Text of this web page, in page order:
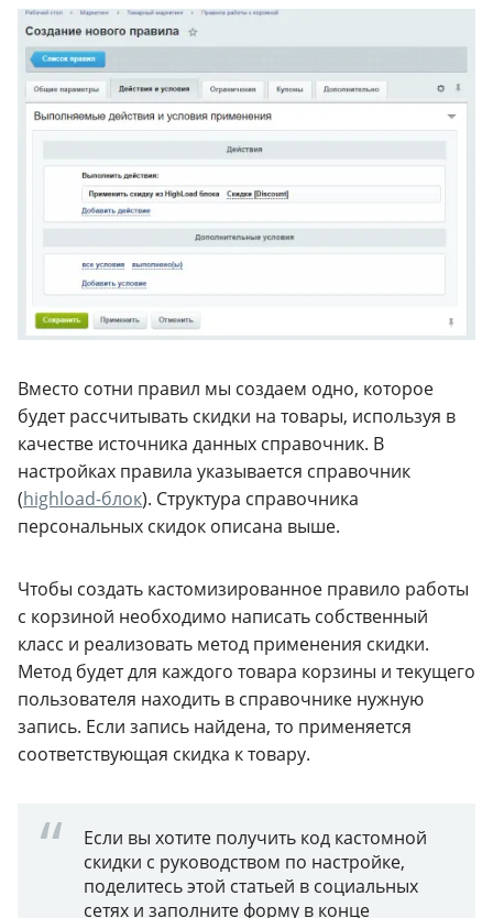
Вместо сотни правил мы создаем одно, которое
будет рассчитывать скидки на товары, используя в
качестве источника данных справочник. В
настройках правила указывается справочник
(highload-блок). Структура справочника
персональных скидок описана выше.
Чтобы создать кастомизированное правило работы
с корзиной необходимо написать собственный
класс и реализовать метод применения скидки.
Метод будет для каждого товара корзины и текущего
пользователя находить в справочнике нужную
запись. Если запись найдена, то применяется
соответствующая скидка к товару.
Если вы хотите получить код кастомной
скидки с руководством по настройке,
поделитесь этой статьей в социальных
сетях и заполните форму в конце